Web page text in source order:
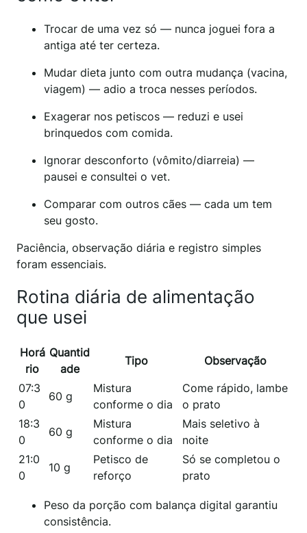
Trocar de uma vez só — nunca joguei fora a
antiga até ter certeza.
Mudar dieta junto com outra mudança (vacina,
viagem) — adio a troca nesses períodos.
Exagerar nos petiscos — reduzi e usei
brinquedos com comida.
Ignorar desconforto (vômito/diarreia) —
pausei e consultei o vet.
Comparar com outros cães — cada um tem
seu gosto.
Paciência, observação diária e registro simples
foram essenciais.
Rotina diária de alimentação
que usei
Horá
rio
Quantid
ade
Tipo
Observação
07:3
0
60 g
Mistura
conforme o dia
Come rápido, lambe
o prato
18:3
0
60 g
Mistura
conforme o dia
Mais seletivo à
noite
21:0
0
10 g
Petisco de
reforço
Só se completou o
prato
Peso da porção com balança digital garantiu
consistência.